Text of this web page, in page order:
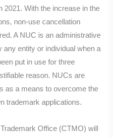
2021. With the increase in the
non-use cancellation
A NUC is an administrative
any entity or individual when a
put in use for three
reason. NUCs are
as a means to overcome the
trademark applications.
Office (CTMO) will